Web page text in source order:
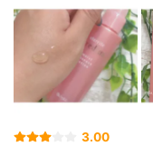
3.00